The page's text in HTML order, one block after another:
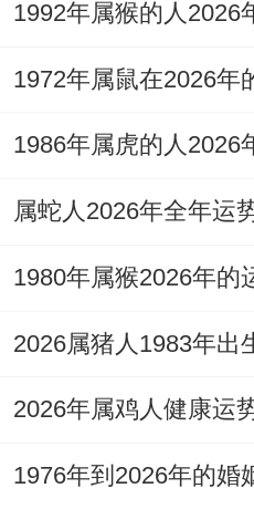
有位结婚十年的属虎
沟通- 差点让。发生婚
性，更是在沟通受阻
属蛇人2026年全年运